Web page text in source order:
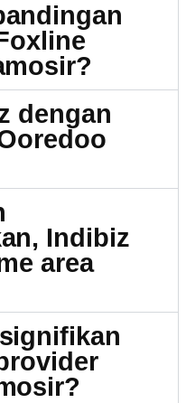
dengan
Indibiz
area